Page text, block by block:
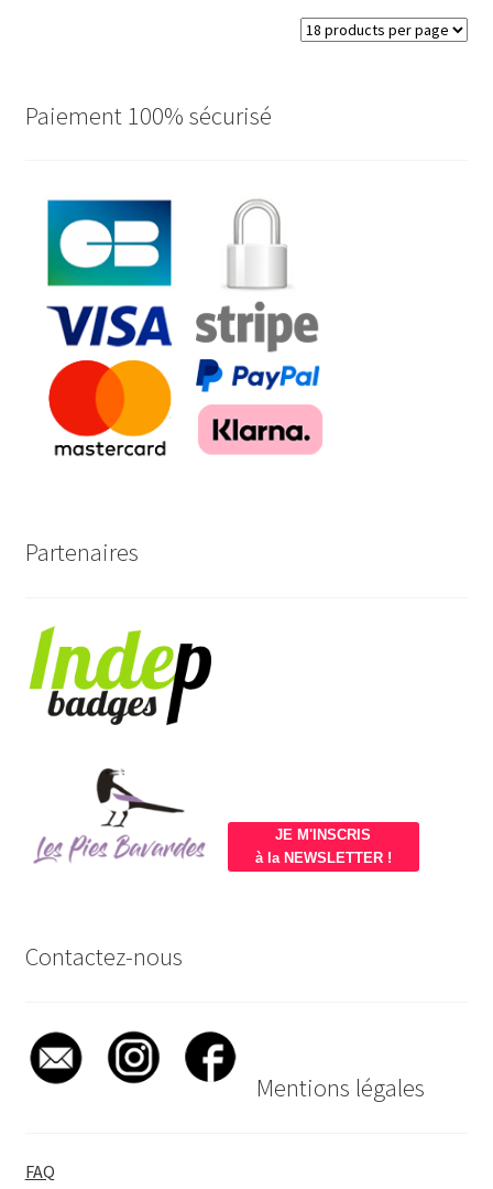
plus
ancien
Paiement 100% sécurisé
Partenaires
JE M'INSCRIS
à la NEWSLETTER !
Contactez-nous
Mentions légales
FAQ